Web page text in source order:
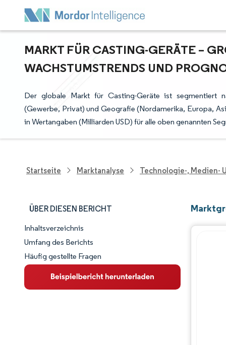
MARKT FÜR CASTING-GERÄTE –
ACHSTUMSTRENDS UND
Der globale Markt für Casting-Geräte ist segmentiert
(Gewerbe, Privat) und Geografie (Nordamerika, Europa,
in Wertangaben (Milliarden USD) für alle oben genannten
Startseite Marktanalyse Technologie-, Medien-
ÜBER DIESEN BERICHT
Marktschnappschuss
Marktübersicht
Wichtige Markttrends
Inhaltsverzeichnis
Umfang des Berichts
Häufig gestellte Fragen